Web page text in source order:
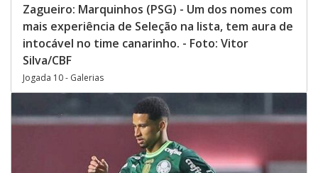
Zagueiro: Marquinhos (PSG) - Um dos nomes com
mais experiência de Seleção na lista, tem aura de
intocável no time canarinho. - Foto: Vitor
Silva/CBF
Jogada 10 - Galerias